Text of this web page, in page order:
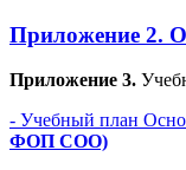
Приложение 2.
Приложение 3.
- Учебный план
ФОП СОО)